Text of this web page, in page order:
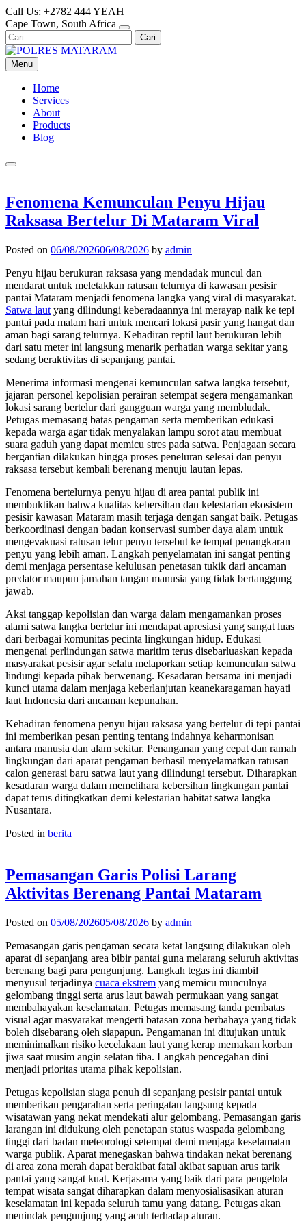
Skip
to
content
Call Us: +2782 444 YEAH
Cape Town, South Africa
Cari
untuk:
Menu
Home
Services
About
Products
Blog
Fenomena Kemunculan Penyu Hijau
Raksasa Bertelur Di Mataram Viral
Posted on 06/08/202606/08/2026 by admin
Penyu hijau berukuran raksasa yang mendadak muncul dan
mendarat untuk meletakkan ratusan telurnya di kawasan pesisir
pantai Mataram menjadi fenomena langka yang viral di masyarakat.
Satwa laut yang dilindungi keberadaannya ini merayap naik ke tepi
pantai pada malam hari untuk mencari lokasi pasir yang hangat dan
aman bagi sarang telurnya. Kehadiran reptil laut berukuran lebih
dari satu meter ini langsung menarik perhatian warga sekitar yang
sedang beraktivitas di sepanjang pantai.
Menerima informasi mengenai kemunculan satwa langka tersebut,
jajaran personel kepolisian perairan setempat segera mengamankan
lokasi sarang bertelur dari gangguan warga yang membludak.
Petugas memasang batas pengaman serta memberikan edukasi
kepada warga agar tidak menyalakan lampu sorot atau membuat
suara gaduh yang dapat memicu stres pada satwa. Penjagaan secara
bergantian dilakukan hingga proses peneluran selesai dan penyu
raksasa tersebut kembali berenang menuju lautan lepas.
Fenomena bertelurnya penyu hijau di area pantai publik ini
membuktikan bahwa kualitas kebersihan dan kelestarian ekosistem
pesisir kawasan Mataram masih terjaga dengan sangat baik. Petugas
berkoordinasi dengan badan konservasi sumber daya alam untuk
mengevakuasi ratusan telur penyu tersebut ke tempat penangkaran
penyu yang lebih aman. Langkah penyelamatan ini sangat penting
demi menjaga persentase kelulusan penetasan tukik dari ancaman
predator maupun jamahan tangan manusia yang tidak bertanggung
jawab.
Aksi tanggap kepolisian dan warga dalam mengamankan proses
alami satwa langka bertelur ini mendapat apresiasi yang sangat luas
dari berbagai komunitas pecinta lingkungan hidup. Edukasi
mengenai perlindungan satwa maritim terus disebarluaskan kepada
masyarakat pesisir agar selalu melaporkan setiap kemunculan satwa
lindungi kepada pihak berwenang. Kesadaran bersama ini menjadi
kunci utama dalam menjaga keberlanjutan keanekaragaman hayati
laut Indonesia dari ancaman kepunahan.
Kehadiran fenomena penyu hijau raksasa yang bertelur di tepi pantai
ini memberikan pesan penting tentang indahnya keharmonisan
antara manusia dan alam sekitar. Penanganan yang cepat dan ramah
lingkungan dari aparat pengaman berhasil menyelamatkan ratusan
calon generasi baru satwa laut yang dilindungi tersebut. Diharapkan
kesadaran warga dalam memelihara kebersihan lingkungan pantai
dapat terus ditingkatkan demi kelestarian habitat satwa langka
Nusantara.
Posted in berita
Pemasangan Garis Polisi Larang
Aktivitas Berenang Pantai Mataram
Posted on 05/08/202605/08/2026 by admin
Pemasangan garis pengaman secara ketat langsung dilakukan oleh
aparat di sepanjang area bibir pantai guna melarang seluruh aktivitas
berenang bagi para pengunjung. Langkah tegas ini diambil
menyusul terjadinya cuaca ekstrem yang memicu munculnya
gelombang tinggi serta arus laut bawah permukaan yang sangat
membahayakan keselamatan. Petugas memasang tanda pembatas
visual agar masyarakat mengerti batasan zona berbahaya yang tidak
boleh disebarang oleh siapapun. Pengamanan ini ditujukan untuk
meminimalkan risiko kecelakaan laut yang kerap memakan korban
jiwa saat musim angin selatan tiba. Langkah pencegahan dini
menjadi prioritas utama pihak kepolisian.
Petugas kepolisian siaga penuh di sepanjang pesisir pantai untuk
memberikan pengarahan serta peringatan langsung kepada
wisatawan yang nekat mendekati alur gelombang. Pemasangan garis
larangan ini didukung oleh penetapan status waspada gelombang
tinggi dari badan meteorologi setempat demi menjaga keselamatan
warga publik. Aparat menegaskan bahwa tindakan nekat berenang
di area zona merah dapat berakibat fatal akibat sapuan arus tarik
pantai yang sangat kuat. Kerjasama yang baik dari para pengelola
tempat wisata sangat diharapkan dalam menyosialisasikan aturan
keselamatan ini kepada seluruh tamu yang datang. Petugas akan
menindak pengunjung yang acuh terhadap aturan.